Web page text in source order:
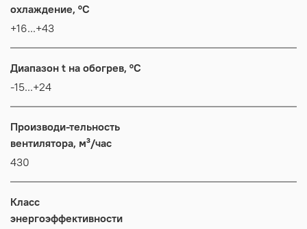
охлаждение, °C
+16...+43
Диапазон t на обогрев, °C
-15...+24
Производи-тельность
вентилятора, м³/час
430
Класс
энергоэффективности